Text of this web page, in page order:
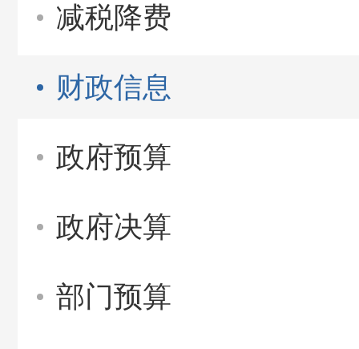
减税降费
财政信息
政府预算
政府决算
部门预算